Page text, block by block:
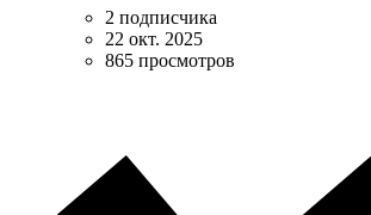
2 подписчика
22 окт. 2025
865 просмотров